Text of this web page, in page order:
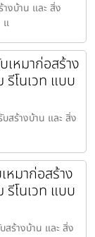
งบ้าน และ สิ่ง
แ
หมาก่อสร้าง
โนเวท แบบ
สร้างบ้าน และ สิ่ง
หมาก่อสร้าง
โนเวท แบบ
สร้างบ้าน และ สิ่ง